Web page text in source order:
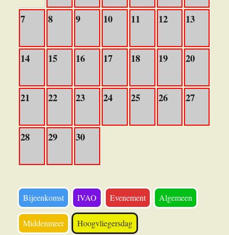
7 8 9 10 11 12 13
14 15 16 17 18 19 20
21 22 23 24 25 26 27
28 29 30
Bijeenkomst IVAO Evenement Algemeen
Middenmeer Hoogvliegersdag